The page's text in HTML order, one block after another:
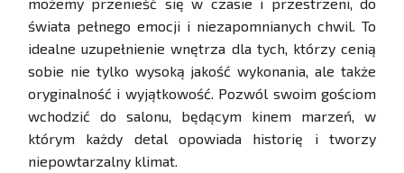
możemy przenieść się w czasie i przestrzeni, do
świata pełnego emocji i niezapomnianych chwil. To
idealne uzupełnienie wnętrza dla tych, którzy cenią
sobie nie tylko wysoką jakość wykonania, ale także
oryginalność i wyjątkowość. Pozwól swoim gościom
wchodzić do salonu, będącym kinem marzeń, w
którym każdy detal opowiada historię i tworzy
niepowtarzalny klimat.